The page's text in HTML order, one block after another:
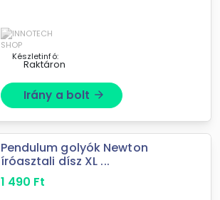
szürkeAz CUDDLY praktikus eszköz a
szösz ...
Készletinfó:
Raktáron
Irány a bolt arrow_forward
Pendulum golyók Newton
íróasztali dísz XL ...
1 490 Ft